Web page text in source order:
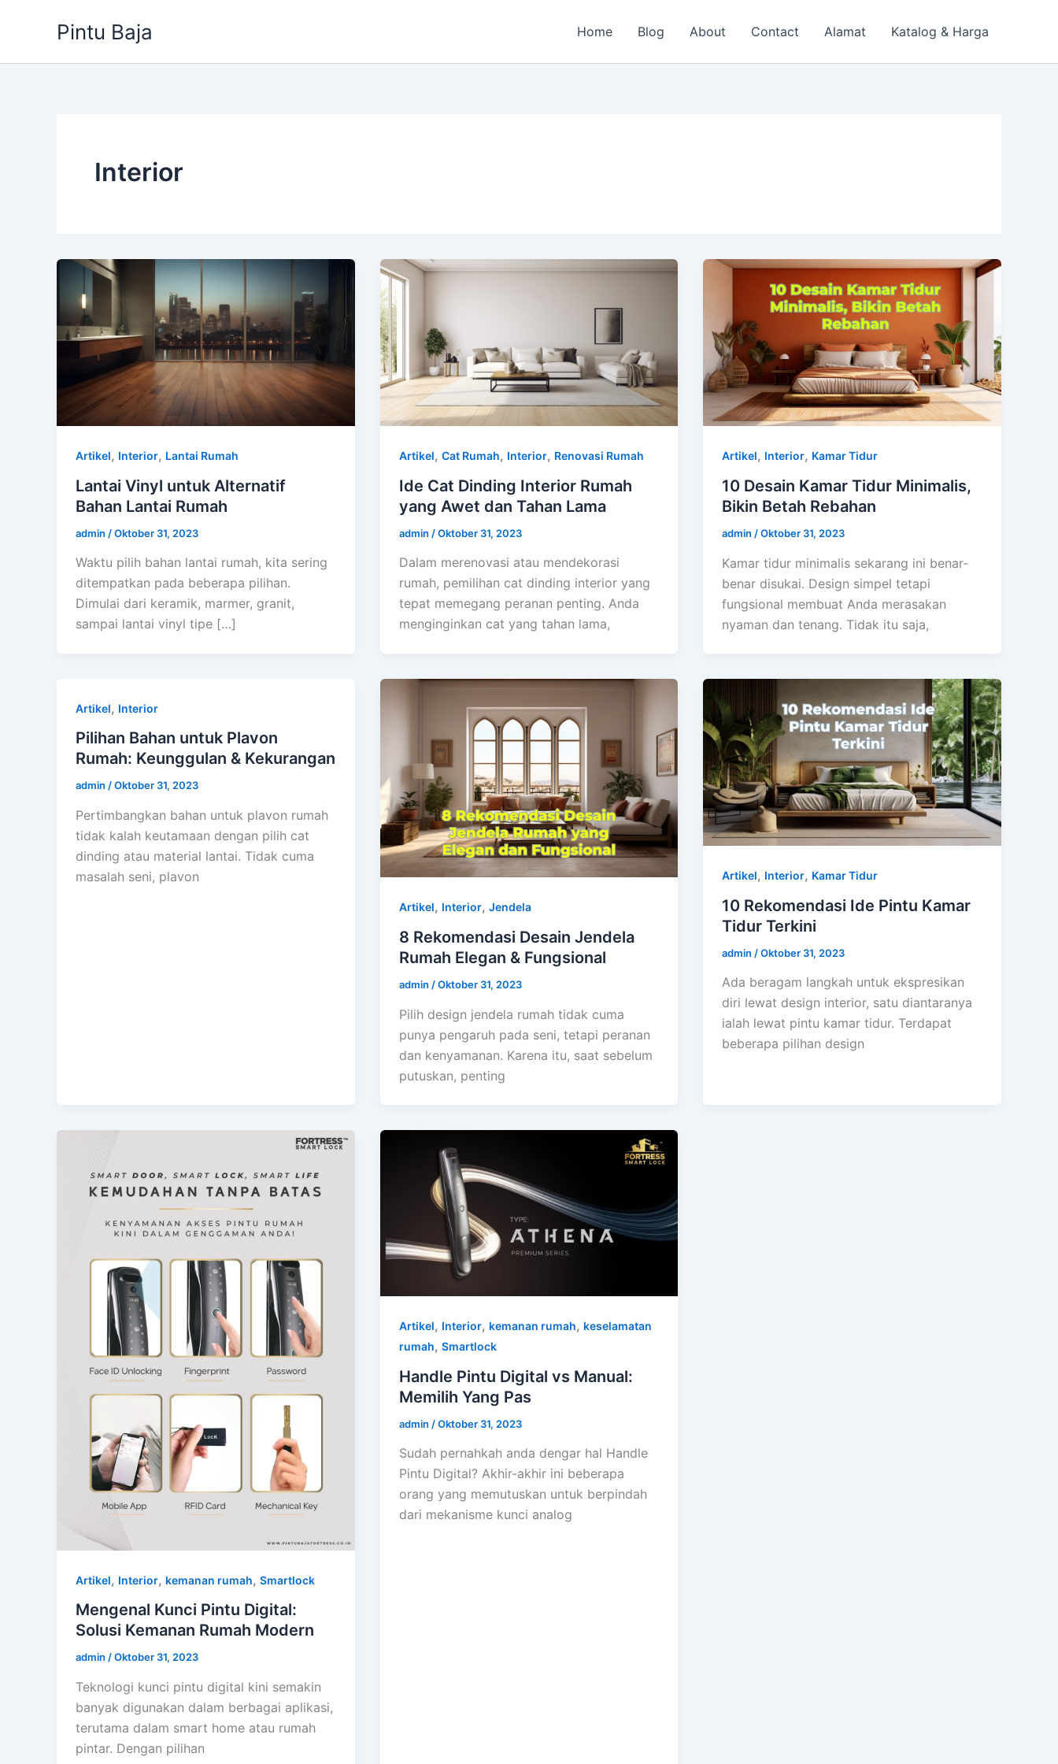
Pintu Baja Home Blog About Contact Alamat Katalog & Harga
Interior
Artikel, Interior, Lantai Rumah
Lantai Vinyl untuk Alternatif
Bahan Lantai Rumah
admin /Oktober 31, 2023
Waktu pilih bahan lantai rumah, kita sering
ditempatkan pada beberapa pilihan.
Dimulai dari keramik, marmer, granit,
sampai lantai vinyl tipe […]
Artikel, Cat Rumah, Interior, Renovasi Rumah
Ide Cat Dinding Interior Rumah
yang Awet dan Tahan Lama
admin /Oktober 31, 2023
Dalam merenovasi atau mendekorasi
rumah, pemilihan cat dinding interior yang
tepat memegang peranan penting. Anda
menginginkan cat yang tahan lama,
Artikel, Interior, Kamar Tidur
10 Desain Kamar Tidur Minimalis,
Bikin Betah Rebahan
admin /Oktober 31, 2023
Kamar tidur minimalis sekarang ini benar-
benar disukai. Design simpel tetapi
fungsional membuat Anda merasakan
nyaman dan tenang. Tidak itu saja,
Artikel, Interior
Pilihan Bahan untuk Plavon
Rumah: Keunggulan & Kekurangan
admin /Oktober 31, 2023
Pertimbangkan bahan untuk plavon rumah
tidak kalah keutamaan dengan pilih cat
dinding atau material lantai. Tidak cuma
masalah seni, plavon
Artikel, Interior, Jendela
8 Rekomendasi Desain Jendela
Rumah Elegan & Fungsional
admin /Oktober 31, 2023
Pilih design jendela rumah tidak cuma
punya pengaruh pada seni, tetapi peranan
dan kenyamanan. Karena itu, saat sebelum
putuskan, penting
Artikel, Interior, Kamar Tidur
10 Rekomendasi Ide Pintu Kamar
Tidur Terkini
admin /Oktober 31, 2023
Ada beragam langkah untuk ekspresikan
diri lewat design interior, satu diantaranya
ialah lewat pintu kamar tidur. Terdapat
beberapa pilihan design
Artikel, Interior, kemanan rumah, Smartlock
Mengenal Kunci Pintu Digital:
Solusi Kemanan Rumah Modern
admin /Oktober 31, 2023
Teknologi kunci pintu digital kini semakin
banyak digunakan dalam berbagai aplikasi,
terutama dalam smart home atau rumah
pintar. Dengan pilihan
Artikel, Interior, kemanan rumah, keselamatan
rumah, Smartlock
Handle Pintu Digital vs Manual:
Memilih Yang Pas
admin /Oktober 31, 2023
Sudah pernahkah anda dengar hal Handle
Pintu Digital? Akhir-akhir ini beberapa
orang yang memutuskan untuk berpindah
dari mekanisme kunci analog